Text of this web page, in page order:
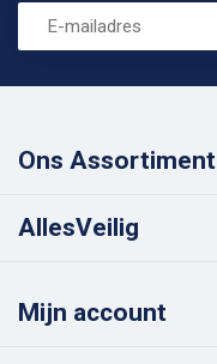
Ons Assortiment
AllesVeilig
Mijn account